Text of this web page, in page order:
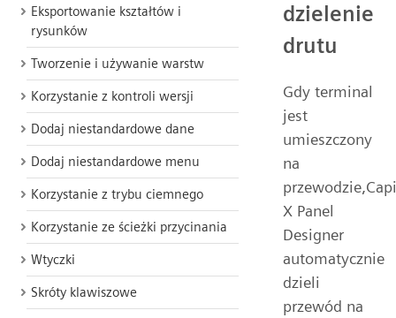
Eksportowanie kształtów i
rysunków
Tworzenie i używanie warstw
Korzystanie z kontroli wersji
Dodaj niestandardowe dane
Dodaj niestandardowe menu
Korzystanie z trybu ciemnego
Korzystanie ze ścieżki przycinania
Wtyczki
Skróty klawiszowe
dzielenie
drutu
Gdy terminal
jest
umieszczony
na
X Panel
Designer
automatycznie
dzieli
przewód na